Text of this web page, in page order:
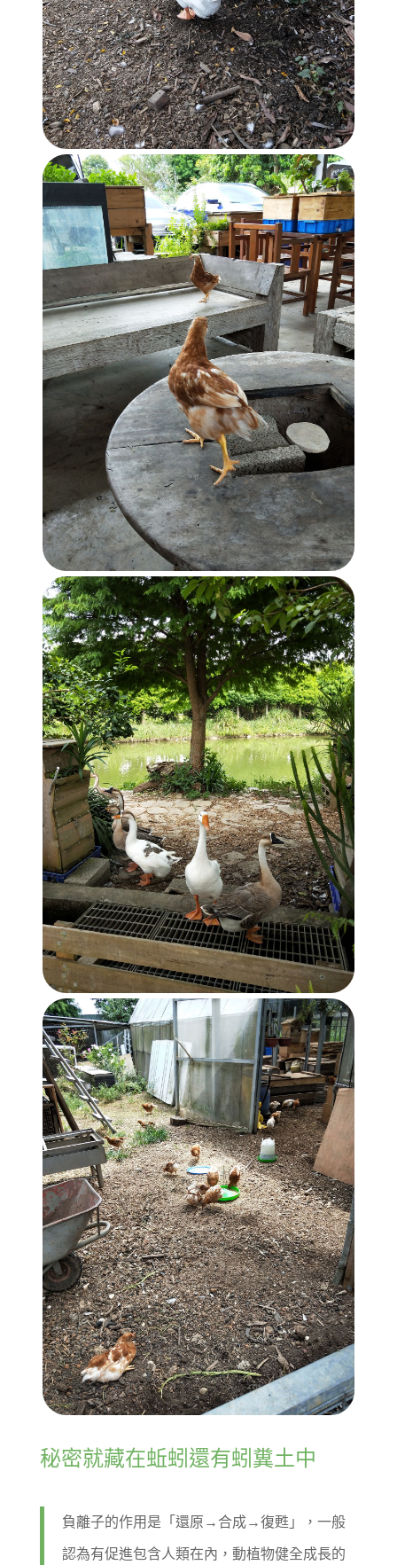
秘密就藏在蚯蚓還有蚓糞土中
負離子的作用是「還原→合成→復甦」，一般
認為有促進包含人類在內，動植物健全成長的